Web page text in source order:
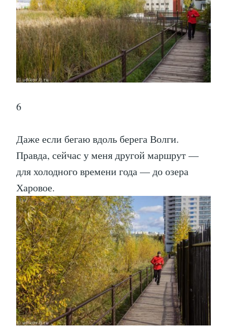
6
Даже если бегаю вдоль берега Волги.
Правда, сейчас у меня другой маршрут —
для холодного времени года — до озера
Харовое.